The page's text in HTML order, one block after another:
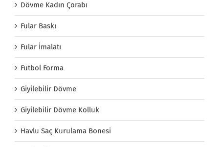
Dövme Kadın Çorabı
Fular Baskı
Fular İmalatı
Futbol Forma
Giyilebilir Dövme
Giyilebilir Dövme Kolluk
Havlu Saç Kurulama Bonesi